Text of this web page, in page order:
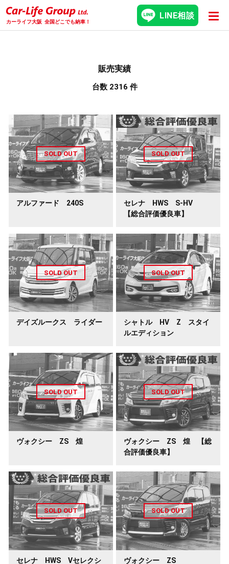
カーライフ大阪 全国どこでも納車！
LINE相談
販売実績
台数 2316 件
アルファード 240S
セレナ HWS S-HV
【総合評価優良車】
デイズルークス ライダー
シャトル HV Z スタイ
ルエディション
ヴォクシー ZS 煌
ヴォクシー ZS 煌 【総
合評価優良車】
セレナ HWS Vセレクシ
ヴォクシー ZS